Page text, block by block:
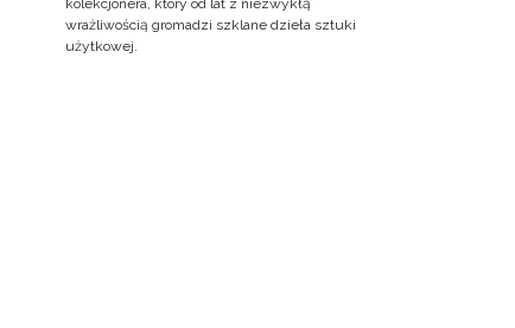
kolekcjonera, który od lat z niezwykłą
wrażliwością gromadzi szklane dzieła sztuki
użytkowej.